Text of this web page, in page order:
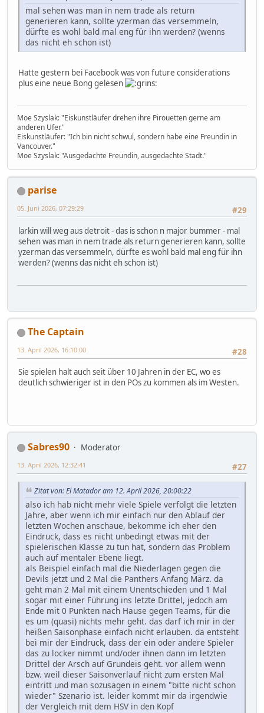
mal sehen was man in nem trade als return
generieren kann, sollte yzerman das versemmeln,
dürfte es wohl bald mal eng für ihn werden? (wenns
das nicht eh schon ist)
Hatte gestern bei Facebook was von future considerations
plus eine neue Bong gelesen
Moe Szyslak: "Eiskunstläufer drehen ihre Pirouetten gerne am
anderen Ufer."
Eiskunstläufer: "Ich bin nicht schwul, sondern habe eine Freundin in
Vancouver."
Moe Szyslak: "Ausgedachte Freundin, ausgedachte Stadt."
parise
#29
05. Juni 2026, 07:29:29
larkin will weg aus detroit - das is schon n major bummer - mal
sehen was man in nem trade als return generieren kann, sollte
yzerman das versemmeln, dürfte es wohl bald mal eng für ihn
werden? (wenns das nicht eh schon ist)
The Captain
#28
13. April 2026, 16:10:00
Sie spielen halt auch seit über 10 Jahren in der EC, wo es
deutlich schwieriger ist in den POs zu kommen als im Westen.
Sabres90
Moderator
#27
13. April 2026, 12:32:41
Zitat von: El Matador am 12. April 2026, 20:00:22
also ich hab nicht mehr viele Spiele verfolgt die letzten
Jahre, aber wenn ich mir einfach nur den Ablauf der
letzten Wochen anschaue, bekomme ich eher den
Eindruck, dass es nicht unbedingt etwas mit der
spielerischen Klasse zu tun hat, sondern das Problem
auch auf mentaler Ebene liegt.
als Beispiel einfach mal die Niederlagen gegen die
Devils jetzt und 2 Mal die Panthers Anfang März. da
geht man 2 Mal mit einem Unentschieden und 1 Mal
sogar mit einer Führung ins letzte Drittel, jedoch am
Ende mit 0 Punkten nach Hause gegen Teams, für die
es um (quasi) nichts mehr geht. das darf ich mir in der
heißen Saisonphase einfach nicht erlauben. da entsteht
bei mir der Eindruck, dass der ein oder andere Spieler
das zu locker nimmt und/oder ihnen dann im letzten
Drittel der Arsch auf Grundeis geht. vor allem wenn
bzw. weil dieser Saisonverlauf nicht zum ersten Mal
eintritt und man sozusagen in einem "bitte nicht schon
wieder" Szenario ist. leider kommt mir da irgendwie
der Vergleich mit dem HSV in den Kopf